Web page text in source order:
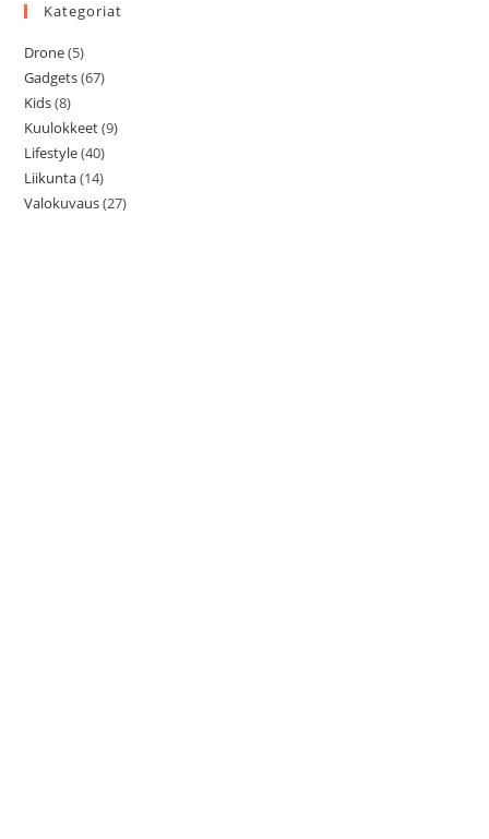
Kategoriat
Drone(5)
Gadgets(67)
Kids(8)
Kuulokkeet(9)
Lifestyle(40)
Liikunta(14)
Valokuvaus(27)